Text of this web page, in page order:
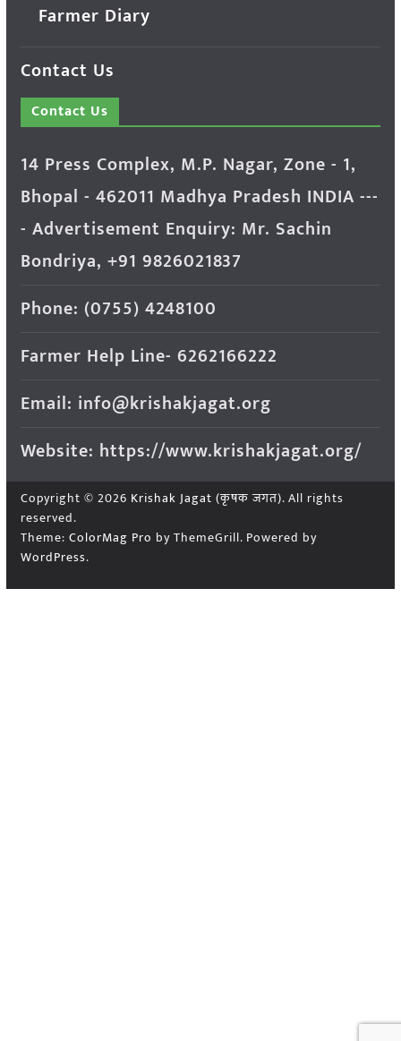
Farmer Diary
Contact Us
Contact Us
14 Press Complex, M.P. Nagar, Zone - 1,
Bhopal - 462011 Madhya Pradesh INDIA ---
- Advertisement Enquiry: Mr. Sachin
Bondriya, +91 9826021837
Phone: (0755) 4248100
Farmer Help Line- 6262166222
Email: info@krishakjagat.org
Website: https://www.krishakjagat.org/
Copyright © 2026 Krishak Jagat (कृषक जगत). All rights
reserved.
Theme: ColorMag Pro by ThemeGrill. Powered by
WordPress.